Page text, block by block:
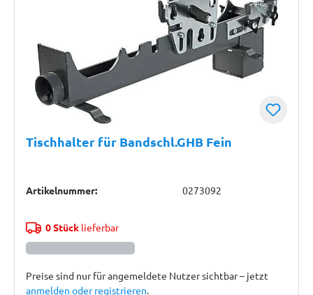
Tischhalter für Bandschl.GHB Fein
Artikelnummer: 0273092
0 Stücklieferbar
Preise sind nur für angemeldete Nutzer sichtbar – jetzt
anmelden oder registrieren.